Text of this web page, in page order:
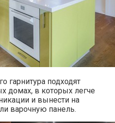
гарнитура подходят
домах, в которых легче
и вынести на
варочную панель.